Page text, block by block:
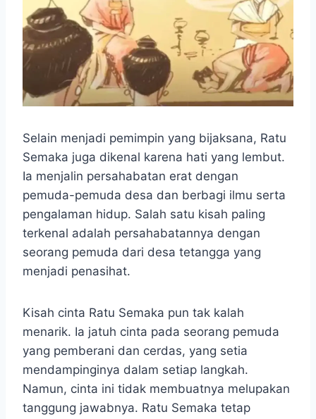
Selain menjadi pemimpin yang bijaksana, Ratu
Semaka juga dikenal karena hati yang lembut.
Ia menjalin persahabatan erat dengan
pemuda-pemuda desa dan berbagi ilmu serta
pengalaman hidup. Salah satu kisah paling
terkenal adalah persahabatannya dengan
seorang pemuda dari desa tetangga yang
menjadi penasihat.
Kisah cinta Ratu Semaka pun tak kalah
menarik. Ia jatuh cinta pada seorang pemuda
yang pemberani dan cerdas, yang setia
mendampinginya dalam setiap langkah.
Namun, cinta ini tidak membuatnya melupakan
tanggung jawabnya. Ratu Semaka tetap